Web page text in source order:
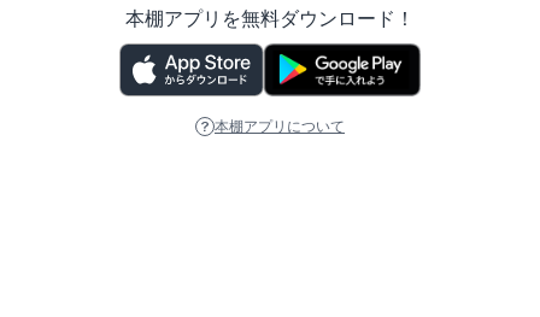
本棚アプリを無料ダウンロード！
本棚アプリについて